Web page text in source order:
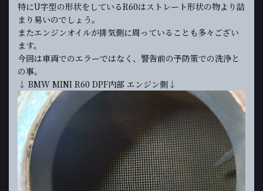
特にU字型の形状をしているR60はストレート形状の物より詰
まり易いのでしょう。
またエンジンオイルが排気側に周っていることも多々ござい
ます。
今回は車両でのエラーではなく、警告前の予防策での洗浄と
の事。
↓ BMW MINI R60 DPF内部 エンジン側↓